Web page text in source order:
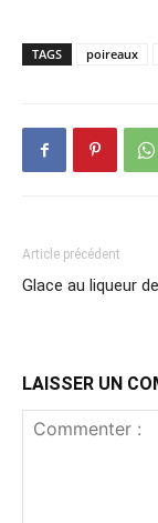
TAGS poireaux
Article précédent
Glace au liqueur
LAISSER UN